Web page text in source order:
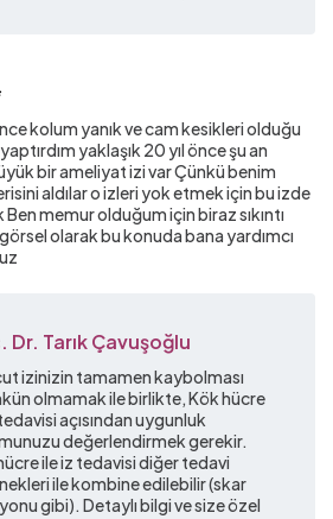
kolum yanık ve cam kesikleri olduğu
yaklaşık 20 yıl önce şu an
bir ameliyat izi var Çünkü benim
aldılar o izleri yok etmek için bu izde
memur olduğum için biraz sıkıntı
olarak bu konuda bana yardımcı
Dr. Tarık Çavuşoğlu
izinizin tamamen kaybolması
olmamak ile birlikte, Kök hücre
açısından uygunluk
değerlendirmek gerekir.
ile iz tedavisi diğer tedavi
ile kombine edilebilir (skar
gibi). Detaylı bilgi ve size özel